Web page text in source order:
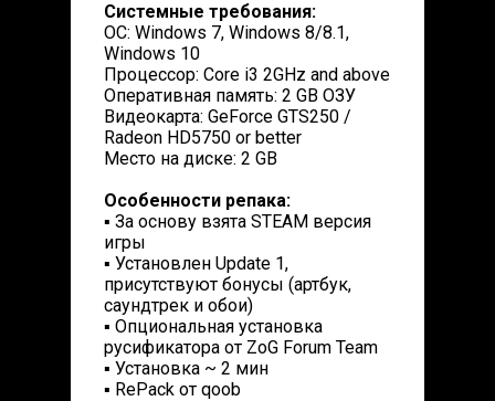
Системные требования:
ОС: Windows 7, Windows 8/8.1,
Windows 10
Процессор: Core i3 2GHz and above
Оперативная память: 2 GB ОЗУ
Видеокарта: GeForce GTS250 /
Radeon HD5750 or better
Место на диске: 2 GB
Особенности репака:
▪ За основу взята STEAM версия
игры
▪ Установлен Update 1,
присутствуют бонусы (артбук,
саундтрек и обои)
▪ Опциональная установка
русификатора от ZoG Forum Team
▪ Установка ~ 2 мин
▪ RePack от qoob